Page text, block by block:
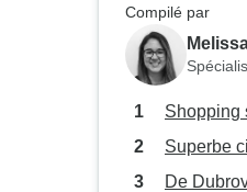
Compilé par
Shopping
Superbe
De